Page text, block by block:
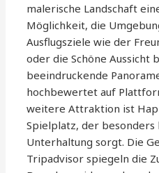
malerische Landschaft
Möglichkeit, die
Ausflugsziele wie der
oder die Schöne Aussicht
beeindruckende
hochbewertet auf
weitere Attraktion ist
Spielplatz, der besonders
Unterhaltung sorgt. Die
Tripadvisor spiegeln die